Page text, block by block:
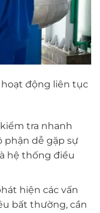
động liên tục
tra nhanh
phận dễ gặp sự
hệ thống điều
hiện các vấn
bất thường, cần